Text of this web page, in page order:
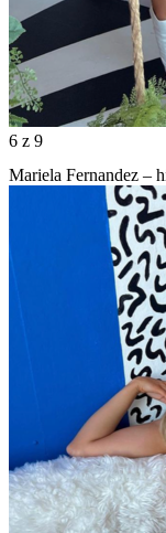
6 z 9
Mariela Fernandez –